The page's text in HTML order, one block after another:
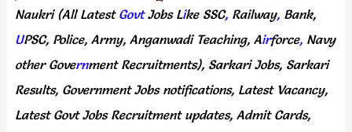
Naukri (All Latest GovtJobs Like SSC,Railway,Bank,
UPSC, Police, Army, Anganwadi Teaching, Airforce,Navy
other Government Recruitments),Sarkari Jobs, Sarkari
Results, Government Jobs notifications, Latest Vacancy,
Latest Govt Jobs Recruitment updates, Admit Cards,